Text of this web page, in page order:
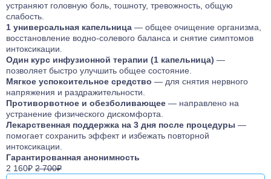
устраняют головную боль, тошноту, тревожность, общую
слабость.
1 универсальная капельница — общее очищение организма,
восстановление водно-солевого баланса и снятие симптомов
интоксикации.
Один курс инфузионной терапии (1 капельница) —
позволяет быстро улучшить общее состояние.
Мягкое успокоительное средство — для снятия нервного
напряжения и раздражительности.
Противорвотное и обезболивающее — направлено на
устранение физического дискомфорта.
Лекарственная поддержка на 3 дня после процедуры —
помогает сохранить эффект и избежать повторной
интоксикации.
Гарантированная анонимность
2 160₽ 2 700₽